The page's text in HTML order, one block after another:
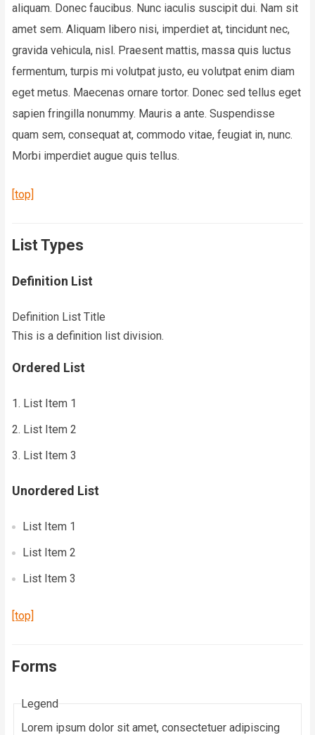
aliquam. Donec faucibus. Nunc iaculis suscipit dui. Nam sit
amet sem. Aliquam libero nisi, imperdiet at, tincidunt nec,
gravida vehicula, nisl. Praesent mattis, massa quis luctus
fermentum, turpis mi volutpat justo, eu volutpat enim diam
eget metus. Maecenas ornare tortor. Donec sed tellus eget
sapien fringilla nonummy. Mauris a ante. Suspendisse
quam sem, consequat at, commodo vitae, feugiat in, nunc.
Morbi imperdiet augue quis tellus.
[top]
List Types
Definition List
Definition List Title
This is a definition list division.
Ordered List
List Item 1
List Item 2
List Item 3
Unordered List
List Item 1
List Item 2
List Item 3
[top]
Forms
Legend
Lorem ipsum dolor sit amet, consectetuer adipiscing